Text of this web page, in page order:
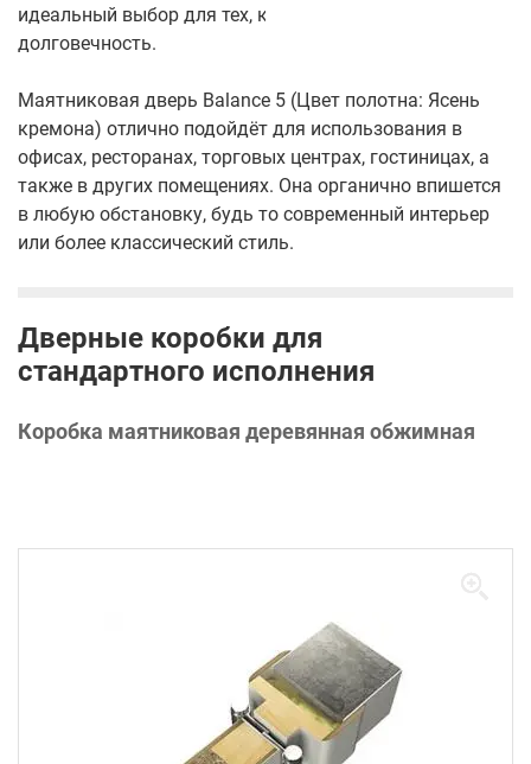
идеальный выбор для тех, кто ценит стиль, качество и
долговечность.
Маятниковая дверь Balance 5 (Цвет полотна: Ясень
кремона) отлично подойдёт для использования в
офисах, ресторанах, торговых центрах, гостиницах, а
также в других помещениях. Она органично впишется
в любую обстановку, будь то современный интерьер
или более классический стиль.
Дверные коробки для
стандартного исполнения
Коробка маятниковая деревянная обжимная